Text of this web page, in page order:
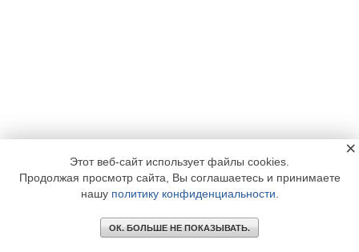
Этот веб-сайт использует файлы cookies.
Продолжая просмотр сайта, Вы соглашаетесь и принимаете
нашу политику конфиденциальности
ОК. БОЛЬШЕ НЕ ПОКАЗЫВАТЬ.
×